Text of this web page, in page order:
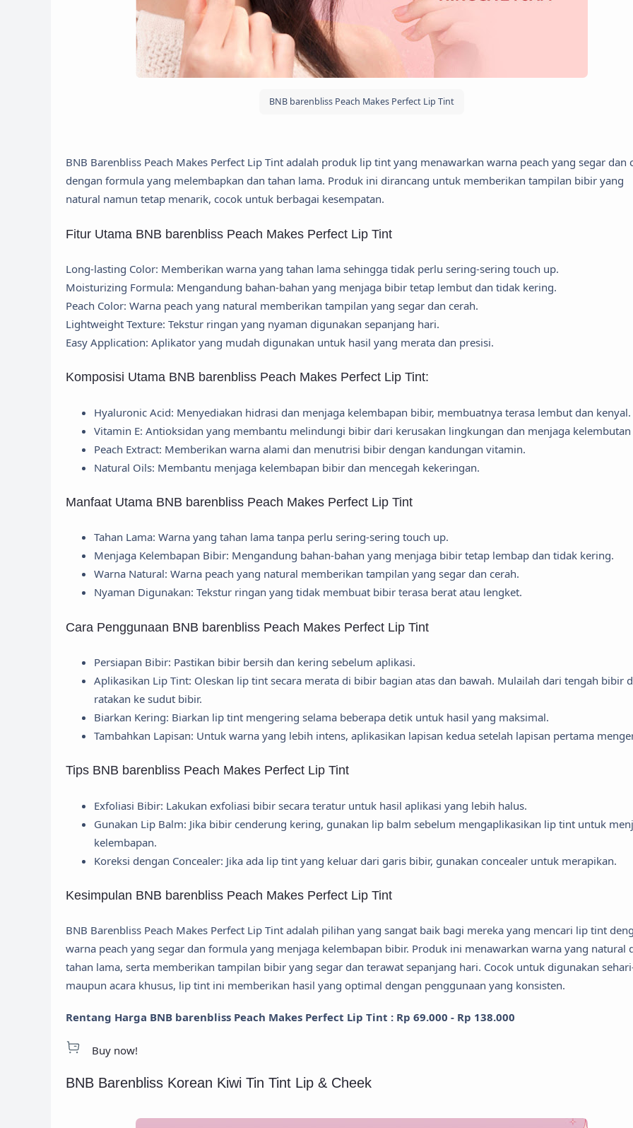
BNB barenbliss Peach Makes Perfect Lip Tint
BNB Barenbliss Peach Makes Perfect Lip Tint adalah produk lip tint yang menawarkan warna peach yang segar dan
dengan formula yang melembapkan dan tahan lama. Produk ini dirancang untuk memberikan tampilan bibir yang
natural namun tetap menarik, cocok untuk berbagai kesempatan.
Fitur Utama BNB barenbliss Peach Makes Perfect Lip Tint
Long-lasting Color: Memberikan warna yang tahan lama sehingga tidak perlu sering-sering touch up.
Moisturizing Formula: Mengandung bahan-bahan yang menjaga bibir tetap lembut dan tidak kering.
Peach Color: Warna peach yang natural memberikan tampilan yang segar dan cerah.
Lightweight Texture: Tekstur ringan yang nyaman digunakan sepanjang hari.
Easy Application: Aplikator yang mudah digunakan untuk hasil yang merata dan presisi.
Komposisi Utama BNB barenbliss Peach Makes Perfect Lip Tint:
Hyaluronic Acid: Menyediakan hidrasi dan menjaga kelembapan bibir, membuatnya terasa lembut dan kenyal.
Vitamin E: Antioksidan yang membantu melindungi bibir dari kerusakan lingkungan dan menjaga kelembutan
Peach Extract: Memberikan warna alami dan menutrisi bibir dengan kandungan vitamin.
Natural Oils: Membantu menjaga kelembapan bibir dan mencegah kekeringan.
Manfaat Utama BNB barenbliss Peach Makes Perfect Lip Tint
Tahan Lama: Warna yang tahan lama tanpa perlu sering-sering touch up.
Menjaga Kelembapan Bibir: Mengandung bahan-bahan yang menjaga bibir tetap lembap dan tidak kering.
Warna Natural: Warna peach yang natural memberikan tampilan yang segar dan cerah.
Nyaman Digunakan: Tekstur ringan yang tidak membuat bibir terasa berat atau lengket.
Cara Penggunaan BNB barenbliss Peach Makes Perfect Lip Tint
Persiapan Bibir: Pastikan bibir bersih dan kering sebelum aplikasi.
Aplikasikan Lip Tint: Oleskan lip tint secara merata di bibir bagian atas dan bawah. Mulailah dari tengah bibir
ratakan ke sudut bibir.
Biarkan Kering: Biarkan lip tint mengering selama beberapa detik untuk hasil yang maksimal.
Tambahkan Lapisan: Untuk warna yang lebih intens, aplikasikan lapisan kedua setelah lapisan pertama
Tips BNB barenbliss Peach Makes Perfect Lip Tint
Exfoliasi Bibir: Lakukan exfoliasi bibir secara teratur untuk hasil aplikasi yang lebih halus.
Gunakan Lip Balm: Jika bibir cenderung kering, gunakan lip balm sebelum mengaplikasikan lip tint untuk
kelembapan.
Koreksi dengan Concealer: Jika ada lip tint yang keluar dari garis bibir, gunakan concealer untuk merapikan.
Kesimpulan BNB barenbliss Peach Makes Perfect Lip Tint
BNB Barenbliss Peach Makes Perfect Lip Tint adalah pilihan yang sangat baik bagi mereka yang mencari lip tint
warna peach yang segar dan formula yang menjaga kelembapan bibir. Produk ini menawarkan warna yang natural
tahan lama, serta memberikan tampilan bibir yang segar dan terawat sepanjang hari. Cocok untuk digunakan
maupun acara khusus, lip tint ini memberikan hasil yang optimal dengan penggunaan yang konsisten.
Rentang Harga BNB barenbliss Peach Makes Perfect Lip Tint : Rp 69.000 - Rp 138.000
Buy now!
BNB Barenbliss Korean Kiwi Tin Tint Lip & Cheek